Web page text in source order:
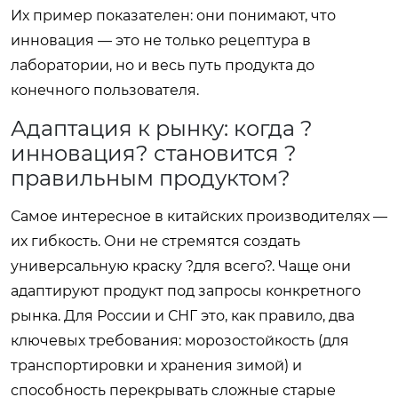
Их пример показателен: они понимают, что
инновация — это не только рецептура в
лаборатории, но и весь путь продукта до
конечного пользователя.
Адаптация к рынку: когда ?
инновация? становится ?
правильным продуктом?
Самое интересное в китайских производителях —
их гибкость. Они не стремятся создать
универсальную краску ?для всего?. Чаще они
адаптируют продукт под запросы конкретного
рынка. Для России и СНГ это, как правило, два
ключевых требования: морозостойкость (для
транспортировки и хранения зимой) и
способность перекрывать сложные старые